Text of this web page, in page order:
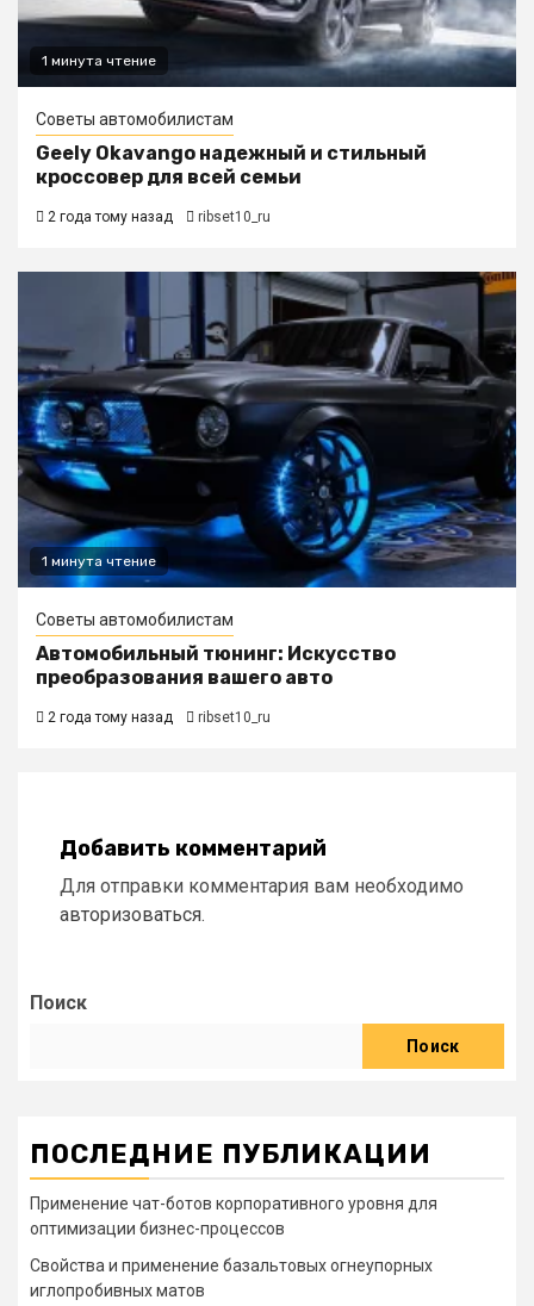
1 минута чтение
Советы автомобилистам
Geely Okavango надежный и стильный
кроссовер для всей семьи
2 года тому назад ribset10_ru
1 минута чтение
Советы автомобилистам
Автомобильный тюнинг: Искусство
преобразования вашего авто
2 года тому назад ribset10_ru
Добавить комментарий
Для отправки комментария вам необходимо
авторизоваться.
Поиск
Поиск
ПОСЛЕДНИЕ ПУБЛИКАЦИИ
Применение чат-ботов корпоративного уровня для
оптимизации бизнес-процессов
Свойства и применение базальтовых огнеупорных
иглопробивных матов